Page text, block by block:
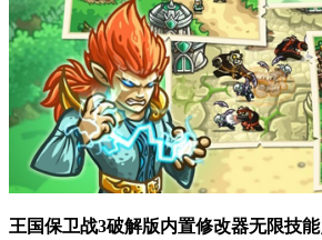
王国保卫战3破解版内置修改器无限技能